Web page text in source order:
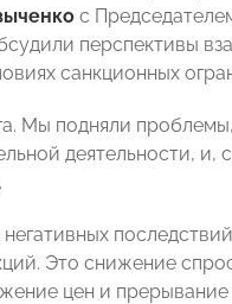
с
перспективы
санкционных
Мы подняли
деятельности, и,
Это снижение
цен и прерывание